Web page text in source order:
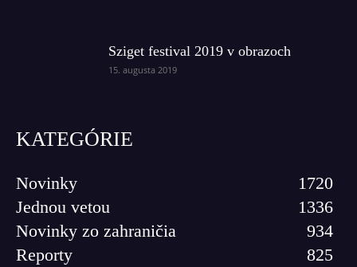
Sziget festival 2019 v obrazoch
15. augusta 2019
KATEGÓRIE
Novinky
1720
Jednou vetou
1336
Novinky zo zahraničia
934
Reporty
825